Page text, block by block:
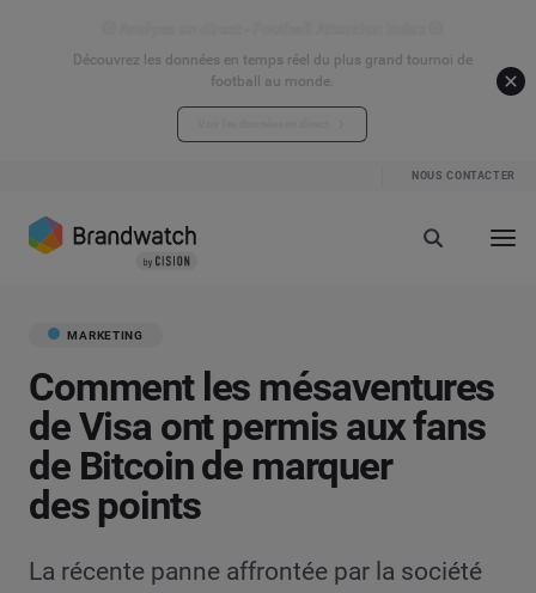
Découvrez les données en temps réel du plus grand tournoi de
football au monde.
NOUS CONTACTER
MARKETING
Comment les mésaventures
de Visa ont permis aux fans
de Bitcoin de marquer
des points
La récente panne affrontée par la société